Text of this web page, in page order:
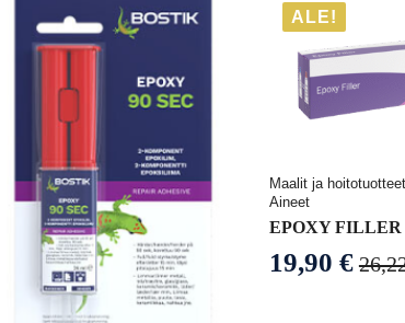
ALE!
Maalit ja
Aineet
EPOXY FILLER
19,90 €
Nykyinen